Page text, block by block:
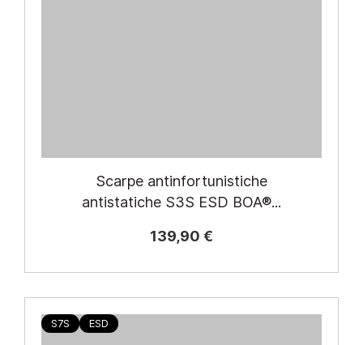
Scarpe antinfortunistiche
antistatiche S3S ESD BOA®...
139,90 €
S7S ESD